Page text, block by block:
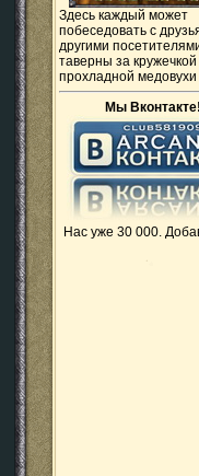
Здесь каждый может
побеседовать с
другими
таверны за кружечкой
прохладной медовухи
Мы Вконтакте!
Нас уже 30 000.